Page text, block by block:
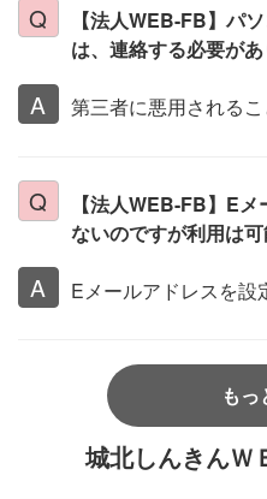
【法人WEB-FB】パ
は、連絡する必要が
第三者に悪用される
【法人WEB-FB】E
ないのですが利用は
Eメールアドレスを設
もっ
城北しんきんＷ